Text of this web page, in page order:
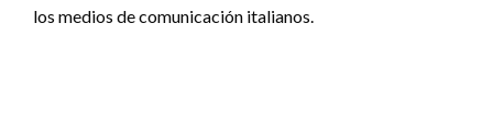
los medios de comunicación italianos.